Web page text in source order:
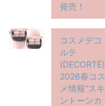
発売！
コスメデコ
ルテ
(DECORTÉ)
2026春コス
メ情報“スキ
ントーンカ